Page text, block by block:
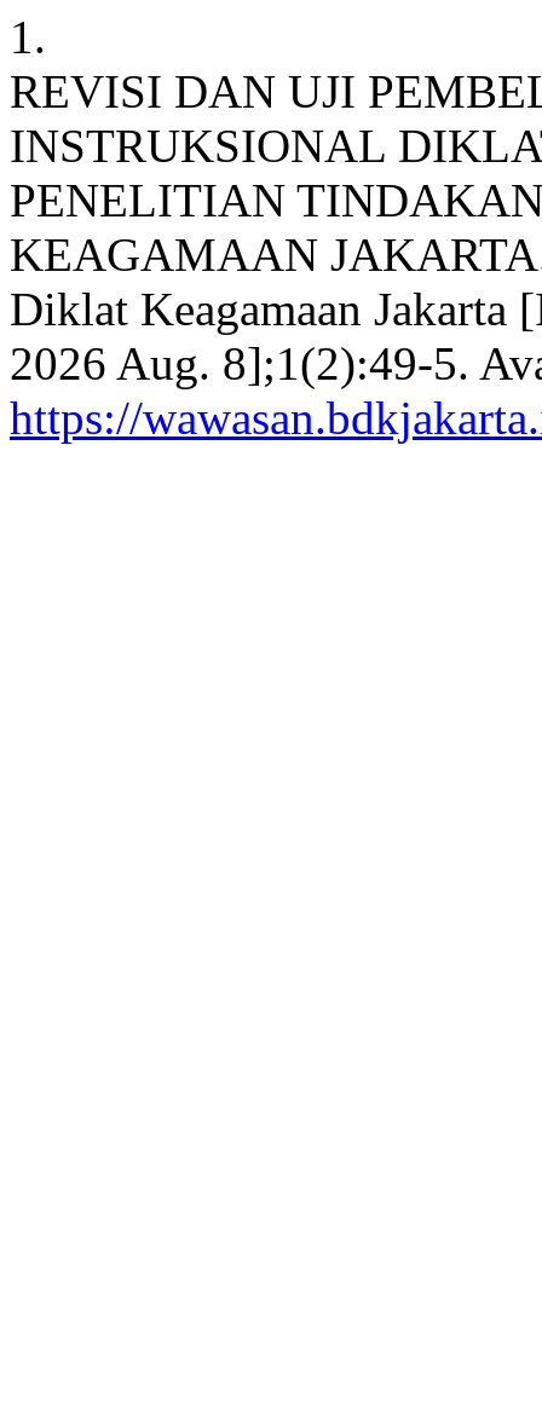
1.
REVISI DAN UJI
INSTRUKSIONAL
PENELITIAN
KEAGAMAAN
Diklat Keagamaan Jakarta
2026 Aug. 8];1(2):49-5.
https://